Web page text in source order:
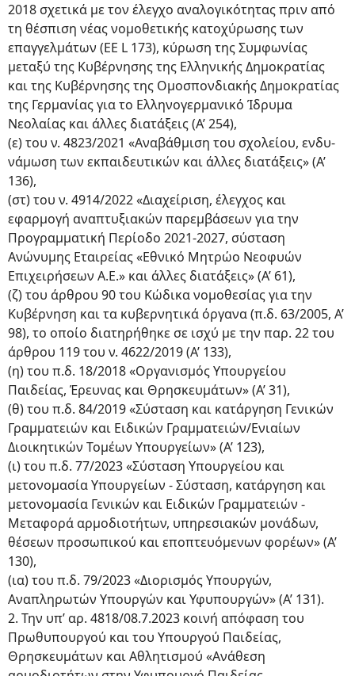
2018 σχετικά με τον έλεγχο αναλογικότητας πριν από
τη θέσπιση νέας νομοθετικής κατοχύρωσης των
επαγγελμάτων (EE L 173), κύρωση της Συμφωνίας
μεταξύ της Κυβέρνησης της Ελληνικής Δημοκρατίας
και της Κυβέρνησης της Ομοσπονδιακής Δημοκρατίας
της Γερμανίας για το Ελληνογερμανικό Ίδρυμα
Νεολαίας και άλλες διατάξεις (Α’ 254),
(ε) του ν. 4823/2021 «Αναβάθμιση του σχολείου, ενδυ-
νάμωση των εκπαιδευτικών και άλλες διατάξεις» (Α’
136),
(στ) του ν. 4914/2022 «Διαχείριση, έλεγχος και
εφαρμογή αναπτυξιακών παρεμβάσεων για την
Προγραμματική Περίοδο 2021-2027, σύσταση
Ανώνυμης Εταιρείας «Εθνικό Μητρώο Νεοφυών
Επιχειρήσεων Α.Ε.» και άλλες διατάξεις» (Α’ 61),
(ζ) του άρθρου 90 του Κώδικα νομοθεσίας για την
Κυβέρνηση και τα κυβερνητικά όργανα (π.δ. 63/2005, Α’
98), το οποίο διατηρήθηκε σε ισχύ με την παρ. 22 του
άρθρου 119 του ν. 4622/2019 (Α’ 133),
(η) του π.δ. 18/2018 «Οργανισμός Υπουργείου
Παιδείας, Έρευνας και Θρησκευμάτων» (Α’ 31),
(θ) του π.δ. 84/2019 «Σύσταση και κατάργηση Γενικών
Γραμματειών και Ειδικών Γραμματειών/Ενιαίων
Διοικητικών Τομέων Υπουργείων» (Α’ 123),
(ι) του π.δ. 77/2023 «Σύσταση Υπουργείου και
μετονομασία Υπουργείων - Σύσταση, κατάργηση και
μετονομασία Γενικών και Ειδικών Γραμματειών -
Μεταφορά αρμοδιοτήτων, υπηρεσιακών μονάδων,
θέσεων προσωπικού και εποπτευόμενων φορέων» (Α’
130),
(ια) του π.δ. 79/2023 «Διορισμός Υπουργών,
Αναπληρωτών Υπουργών και Υφυπουργών» (Α’ 131).
2. Την υπ’ αρ. 4818/08.7.2023 κοινή απόφαση του
Πρωθυπουργού και του Υπουργού Παιδείας,
Θρησκευμάτων και Αθλητισμού «Ανάθεση